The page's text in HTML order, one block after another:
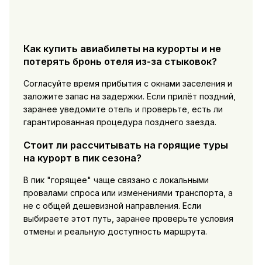
Как купить авиабилеты на курорты и не
потерять бронь отеля из-за стыковок?
Согласуйте время прибытия с окнами заселения и
заложите запас на задержки. Если прилёт поздний,
заранее уведомите отель и проверьте, есть ли
гарантированная процедура позднего заезда.
Стоит ли рассчитывать на горящие туры
на курорт в пик сезона?
В пик "горящее" чаще связано с локальными
провалами спроса или изменениями транспорта, а
не с общей дешевизной направления. Если
выбираете этот путь, заранее проверьте условия
отмены и реальную доступность маршрута.